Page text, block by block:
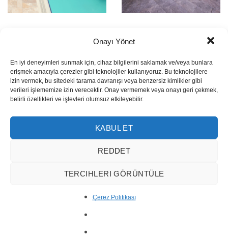
Onayı Yönet
En iyi deneyimleri sunmak için, cihaz bilgilerini saklamak ve/veya bunlara
erişmek amacıyla çerezler gibi teknolojiler kullanıyoruz. Bu teknolojilere
izin vermek, bu sitedeki tarama davranışı veya benzersiz kimlikler gibi
verileri işlememize izin verecektir. Onay vermemek veya onayı geri çekmek,
belirli özellikleri ve işlevleri olumsuz etkileyebilir.
KABUL ET
REDDET
TERCIHLERI GÖRÜNTÜLE
Çerez Politikası